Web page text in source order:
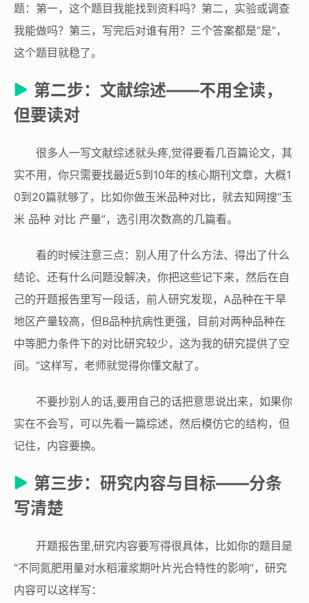
题：第一，这个题目我能找到资料吗？第二，实验或调查
我能做吗？第三，写完后对谁有用？三个答案都是“是”，
这个题目就稳了。
第二步：文献综述——不用全读，
但要读对
很多人一写文献综述就头疼,觉得要看几百篇论文，其
实不用，你只需要找最近5到10年的核心期刊文章，大概1
0到20篇就够了，比如你做玉米品种对比，就去知网搜“玉
米 品种 对比 产量”，选引用次数高的几篇看。
看的时候注意三点：别人用了什么方法、得出了什么
结论、还有什么问题没解决，你把这些记下来，然后在自
己的开题报告里写一段话，前人研究发现，A品种在干旱
地区产量较高，但B品种抗病性更强，目前对两种品种在
中等肥力条件下的对比研究较少，这为我的研究提供了空
间。”这样写，老师就觉得你懂文献了。
不要抄别人的话,要用自己的话把意思说出来，如果你
实在不会写，可以先看一篇综述，然后模仿它的结构，但
记住，内容要换。
第三步：研究内容与目标——分条
写清楚
开题报告里,研究内容要写得很具体，比如你的题目是
“不同氮肥用量对水稻灌浆期叶片光合特性的影响”，研究
内容可以这样写：